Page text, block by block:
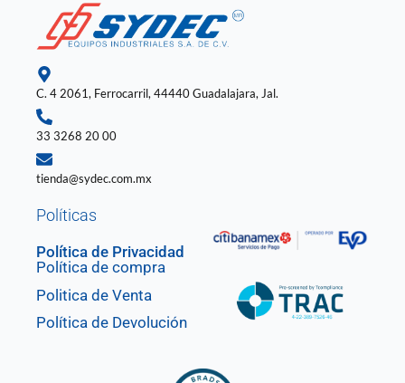
o
o
k
g
r
a
d
i
n
b
e
C. 4 2061, Ferrocarril, 44440 Guadalajara, Jal.
33 3268 20 00
tienda@sydec.com.mx
Políticas
Política de Privacidad
Política de compra
Politica de Venta
Política de Devolución